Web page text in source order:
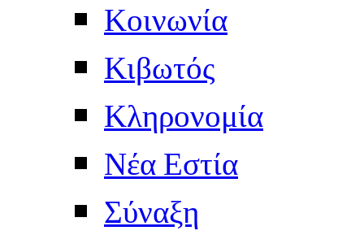
Κοινωνία
Κιβωτός
Κληρονομία
Νέα Εστία
Σύναξη